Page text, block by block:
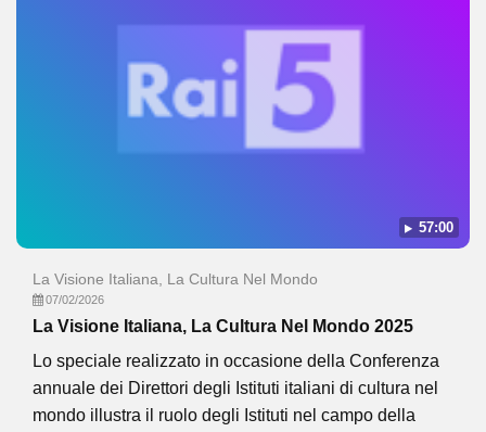
57:00
La Visione Italiana, La Cultura Nel Mondo
07/02/2026
La Visione Italiana, La Cultura Nel Mondo 2025
Lo speciale realizzato in occasione della Conferenza
annuale dei Direttori degli Istituti italiani di cultura nel
mondo illustra il ruolo degli Istituti nel campo della